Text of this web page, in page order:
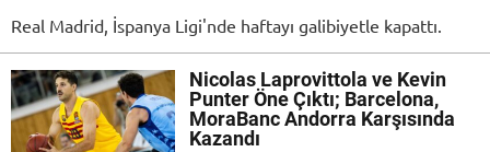
Real Madrid, İspanya Ligi'nde haftayı galibiyetle kapattı.
Nicolas Laprovittola ve Kevin
Punter Öne Çıktı; Barcelona,
MoraBanc Andorra Karşısında
Kazandı